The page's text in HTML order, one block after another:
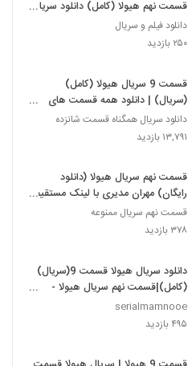
قسمت نهم هیولا (کامل) دانلود سریال
هیولا قسمت 9 نهم (حجم کم)
دانلود فیلم و سریال
۲۵۰ بازدید
قسمت 9 سریال هیولا (کامل)
(سریال) | دانلود همه قسمت های
سریال هیولا
دانلود سریال همگناه قسمت شانزده
۱۳,۷۹۱ بازدید
قسمت نهم سریال هیولا (دانلود
رایگان) مهران مدیری با لینک مستقیم
(full Hd)- - -
قسمت نهم سریال ممنوعه
۳۷۸ بازدید
دانلود سریال هیولا قسمت 9(سریال)
(کامل)|قسمت نهم سریال هیولا -
دانلود قانونی
serialmamnooe
۴۹۵ بازدید